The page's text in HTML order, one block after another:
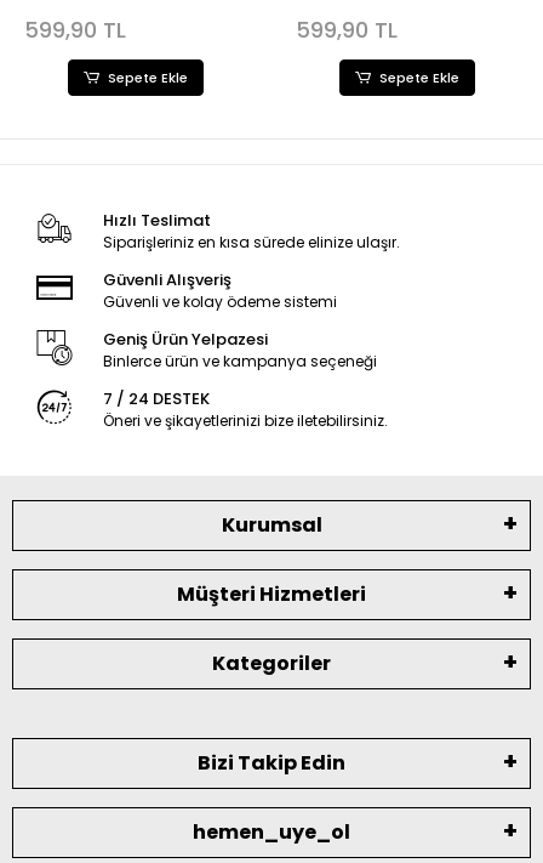
599,90 TL
Sepete Ekle
599,90 TL
Sepete Ekle
Hızlı Teslimat
Siparişleriniz en kısa sürede elinize ulaşır.
Güvenli Alışveriş
Güvenli ve kolay ödeme sistemi
Geniş Ürün Yelpazesi
Binlerce ürün ve kampanya seçeneği
7 / 24 DESTEK
Öneri ve şikayetlerinizi bize iletebilirsiniz.
Kurumsal
Müşteri Hizmetleri
Kategoriler
Bizi Takip Edin
hemen_uye_ol